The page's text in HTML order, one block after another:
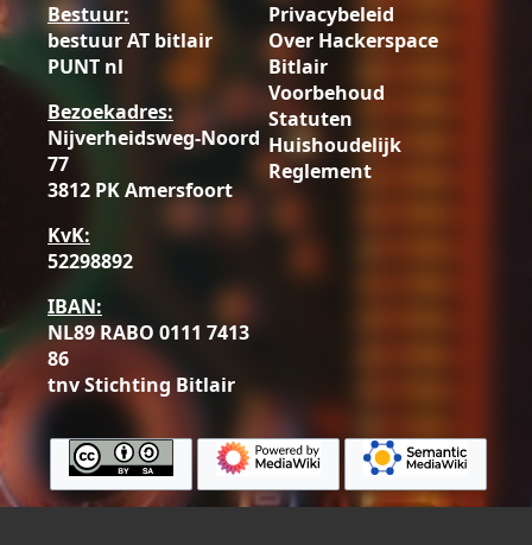
Bestuur:
bestuur AT bitlair
PUNT nl
Bezoekadres:
Nijverheidsweg-Noord
77
3812 PK Amersfoort
KvK:
52298892
IBAN:
NL89 RABO 0111 7413
86
tnv Stichting Bitlair
Privacybeleid
Over Hackerspace
Bitlair
Voorbehoud
Statuten
Huishoudelijk
Reglement